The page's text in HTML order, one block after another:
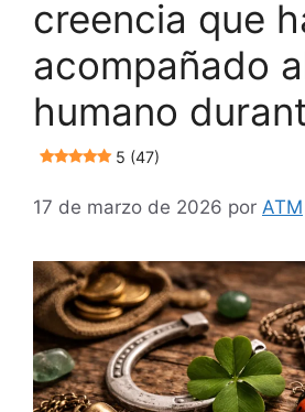
creencia que
acompañado
humano
5 (47)
17 de marzo de 2026 por ATM